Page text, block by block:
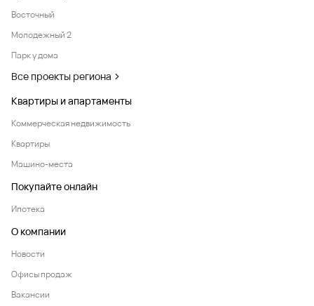
Восточный
Молодежный 2
Парк у дома
Все проекты региона
Квартиры и апартаменты
Коммерческая недвижимость
Квартиры
Машино-места
Покупайте онлайн
Ипотека
О компании
Новости
Офисы продаж
Вакансии